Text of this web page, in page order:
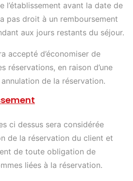
l’établissement avant la date de
pas droit à un remboursement
aux jours restants du séjour.
accepté d’économiser de
réservations, en raison d’une
de la réservation.
ci dessus sera considérée
de la réservation du client et
de toute obligation de
liées à la réservation.